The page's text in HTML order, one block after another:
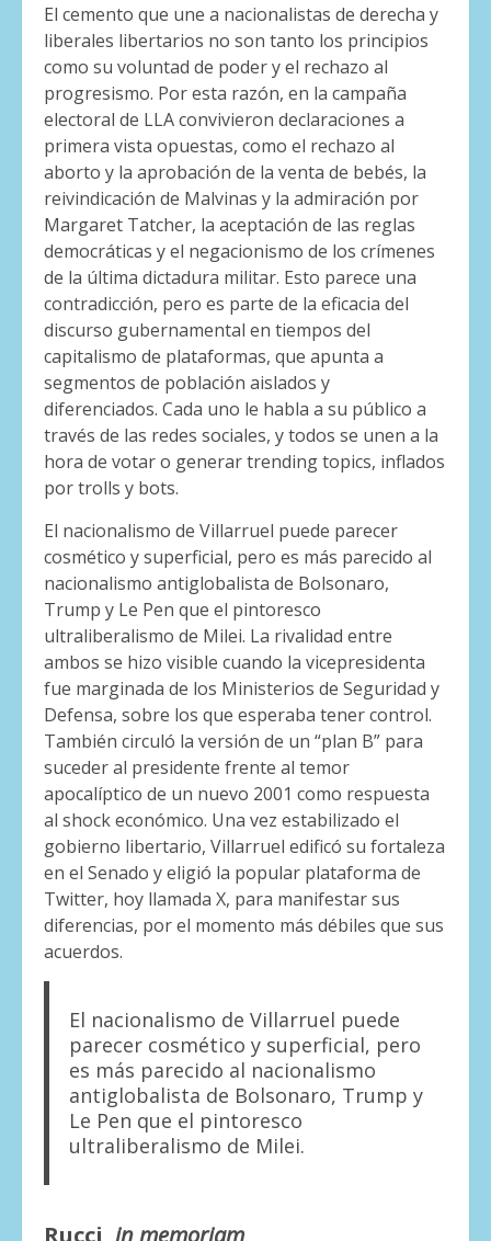
El cemento que une a nacionalistas de derecha y
liberales libertarios no son tanto los principios
como su voluntad de poder y el rechazo al
progresismo. Por esta razón, en la campaña
electoral de LLA convivieron declaraciones a
primera vista opuestas, como el rechazo al
aborto y la aprobación de la venta de bebés, la
reivindicación de Malvinas y la admiración por
Margaret Tatcher, la aceptación de las reglas
democráticas y el negacionismo de los crímenes
de la última dictadura militar. Esto parece una
contradicción, pero es parte de la eficacia del
discurso gubernamental en tiempos del
capitalismo de plataformas, que apunta a
segmentos de población aislados y
diferenciados. Cada uno le habla a su público a
través de las redes sociales, y todos se unen a la
hora de votar o generar trending topics, inflados
por trolls y bots.
El nacionalismo de Villarruel puede parecer
cosmético y superficial, pero es más parecido al
nacionalismo antiglobalista de Bolsonaro,
Trump y Le Pen que el pintoresco
ultraliberalismo de Milei. La rivalidad entre
ambos se hizo visible cuando la vicepresidenta
fue marginada de los Ministerios de Seguridad y
Defensa, sobre los que esperaba tener control.
También circuló la versión de un “plan B” para
suceder al presidente frente al temor
apocalíptico de un nuevo 2001 como respuesta
al shock económico. Una vez estabilizado el
gobierno libertario, Villarruel edificó su fortaleza
en el Senado y eligió la popular plataforma de
Twitter, hoy llamada X, para manifestar sus
diferencias, por el momento más débiles que sus
acuerdos.
El nacionalismo de Villarruel puede
parecer cosmético y superficial, pero
es más parecido al nacionalismo
antiglobalista de Bolsonaro, Trump y
Le Pen que el pintoresco
ultraliberalismo de Milei.